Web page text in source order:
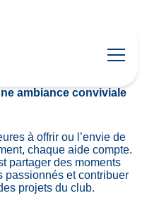
activement à la vie du
vivre son esprit
nombreux événements,
sur l’implication de
ambiance conviviale
à offrir ou l’envie de
chaque aide compte.
partager des moments
passionnés et contribuer
projets du club.